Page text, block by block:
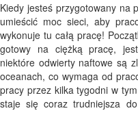
Kiedy jesteś przygotowany na
umieścić moc sieci, aby
wykonuje tu całą pracę!
gotowy na ciężką pracę,
niektóre odwierty naftowe są
oceanach, co wymaga od
pracy przez kilka tygodni w
staje się coraz trudniejsza